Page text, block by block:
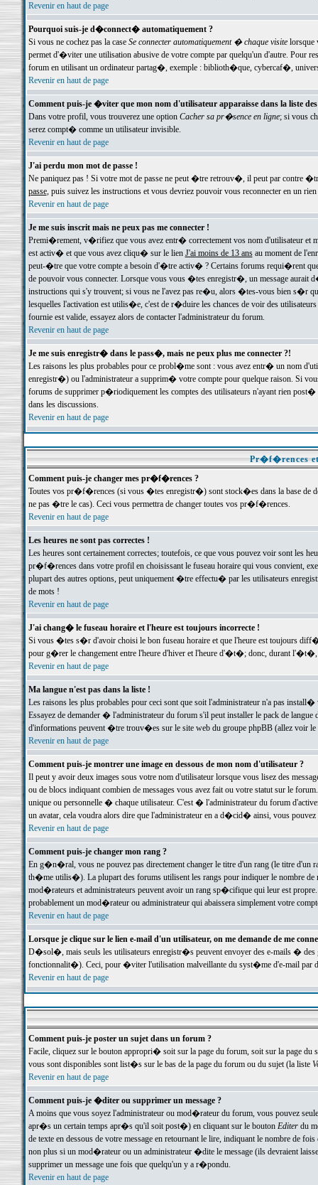
Revenir en haut de page
Pourquoi suis-je d�connect� automatiquement ?
Si vous ne cochez pas la case Se connecter automatiquement � chaque visitelorsque
permet d'�viter une utilisation abusive de votre compte par quelqu'un d'autre. Pour
forum en utilisant un ordinateur partag�, exemple : biblioth�que, cybercaf�,
Revenir en haut de page
Comment puis-je �viter que mon nom d'utilisateur apparaisse dans la liste
Dans votre profil, vous trouverez une option Cacher sa pr�sence en ligne; si vous
serez compt� comme un utilisateur invisible.
Revenir en haut de page
J'ai perdu mon mot de passe !
Ne paniquez pas ! Si votre mot de passe ne peut �tre retrouv�, il peut par contre
passe, puis suivez les instructions et vous devriez pouvoir vous reconnecter en un rien
Revenir en haut de page
Je me suis inscrit mais ne peux pas me connecter !
Premi�rement, v�rifiez que vous avez entr� correctement vos nom d'utilisateur
est activ� et que vous avez cliqu� sur le lien J'ai moins de 13 ansau moment de
peut-�tre que votre compte a besoin d'�tre activ� ? Certains forums requi�rent
de pouvoir vous connecter. Lorsque vous vous �tes enregistr�, un message aurait
instructions qui s'y trouvent; si vous ne l'avez pas re�u, alors �tes-vous bien s�r
lesquelles l'activation est utilis�e, c'est de r�duire les chances de voir des
fournie est valide, essayez alors de contacter l'administrateur du forum.
Revenir en haut de page
Je me suis enregistr� dans le pass�, mais ne peux plus me connecter ?!
Les raisons les plus probables pour ce probl�me sont : vous avez entr� un nom
enregistr�) ou l'administrateur a supprim� votre compte pour quelque raison. Si
forums de supprimer p�riodiquement les comptes des utilisateurs n'ayant rien
dans les discussions.
Revenir en haut de page
Pr�f�rences
Comment puis-je changer mes pr�f�rences ?
Toutes vos pr�f�rences (si vous �tes enregistr�) sont stock�es dans la base de
ne pas �tre le cas). Ceci vous permettra de changer toutes vos pr�f�rences.
Revenir en haut de page
Les heures ne sont pas correctes !
Les heures sont certainement correctes; toutefois, ce que vous pouvez voir sont
pr�f�rences dans votre profil en choisissant le fuseau horaire qui vous convient,
plupart des autres options, peut uniquement �tre effectu� par les utilisateurs
de mots !
Revenir en haut de page
J'ai chang� le fuseau horaire et l'heure est toujours incorrecte !
Si vous �tes s�r d'avoir choisi le bon fuseau horaire et que l'heure est toujours
pour g�rer le changement entre l'heure d'hiver et l'heure d'�t�; donc, durant
Revenir en haut de page
Ma langue n'est pas dans la liste !
Les raisons les plus probables pour ceci sont que soit l'administrateur n'a pas
Essayez de demander � l'administrateur du forum s'il peut installer le pack de
d'informations peuvent �tre trouv�es sur le site web du groupe phpBB (allez voir le
Revenir en haut de page
Comment puis-je montrer une image en dessous de mon nom d'utilisateur ?
Il peut y avoir deux images sous votre nom d'utilisateur lorsque vous lisez des
ou de blocs indiquant combien de messages vous avez fait ou votre statut sur le
unique ou personnelle � chaque utilisateur. C'est � l'administrateur du forum
un avatar, cela voudra alors dire que l'administrateur en a d�cid� ainsi, vous
Revenir en haut de page
Comment puis-je changer mon rang ?
En g�n�ral, vous ne pouvez pas directement changer le titre d'un rang (le titre d'un
th�me utilis�). La plupart des forums utilisent les rangs pour indiquer le nombre de
mod�rateurs et administrateurs peuvent avoir un rang sp�cifique qui leur est
probablement un mod�rateur ou administrateur qui abaissera simplement votre
Revenir en haut de page
Lorsque je clique sur le lien e-mail d'un utilisateur, on me demande de me
D�sol�, mais seuls les utilisateurs enregistr�s peuvent envoyer des e-mails �
fonctionnalit�). Ceci, pour �viter l'utilisation malveillante du syst�me d'e-mail par
Revenir en haut de page
Comment puis-je poster un sujet dans un forum ?
Facile, cliquez sur le bouton appropri� soit sur la page du forum, soit sur la page du
vous sont disponibles sont list�s sur le bas de la page du forum ou du sujet (la liste
Revenir en haut de page
Comment puis-je �diter ou supprimer un message ?
A moins que vous soyez l'administrateur ou mod�rateur du forum, vous pouvez
apr�s un certain temps apr�s qu'il soit post�) en cliquant sur le bouton Editerdu
de texte en dessous de votre message en retournant le lire, indiquant le nombre
non plus si un mod�rateur ou un administrateur �dite le message (ils devraient
supprimer un message une fois que quelqu'un y a r�pondu.
Revenir en haut de page